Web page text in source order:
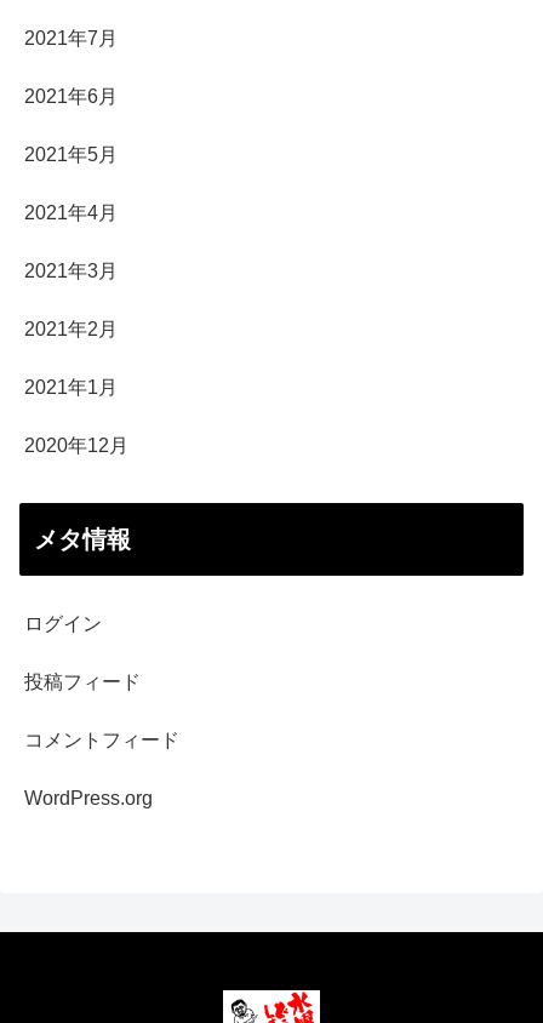
2021年7月
2021年6月
2021年5月
2021年4月
2021年3月
2021年2月
2021年1月
2020年12月
メタ情報
ログイン
投稿フィード
コメントフィード
WordPress.org